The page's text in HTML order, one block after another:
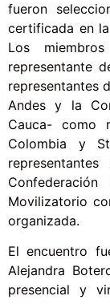
fueron
certificada en
Los
representante
representantes
Andes y la
Cauca- como
Colombia y
Movilizatorio
organizada.
El encuentro
Alejandra
presencial y